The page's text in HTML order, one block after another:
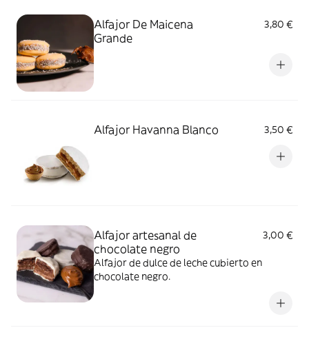
Alfajor De Maicena
Grande
3,80 €
Alfajor Havanna Blanco 3,50 €
Alfajor artesanal de
chocolate negro
3,00 €
Alfajor de dulce de leche cubierto en
chocolate negro.